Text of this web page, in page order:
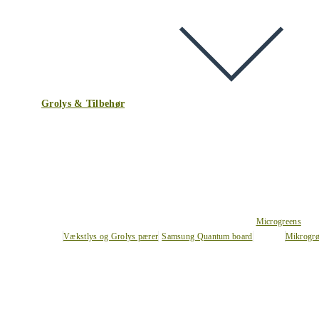
Grolys & Tilbehør
Vækstlys og Grolys pærer Samsung Quantum board
Microgreens